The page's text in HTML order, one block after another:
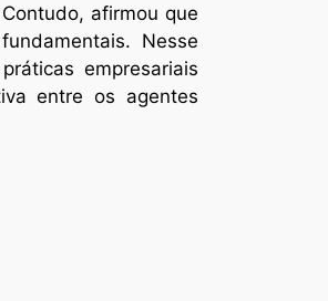
afirmou que
Nesse
empresariais
entre os agentes